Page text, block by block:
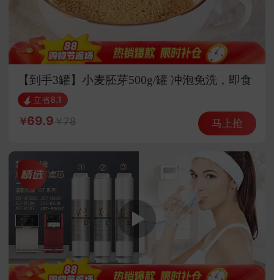
【到手3罐】小麦胚芽500g/罐 冲泡免洗，即食
免煮立省8.1
69.9 78 马上抢